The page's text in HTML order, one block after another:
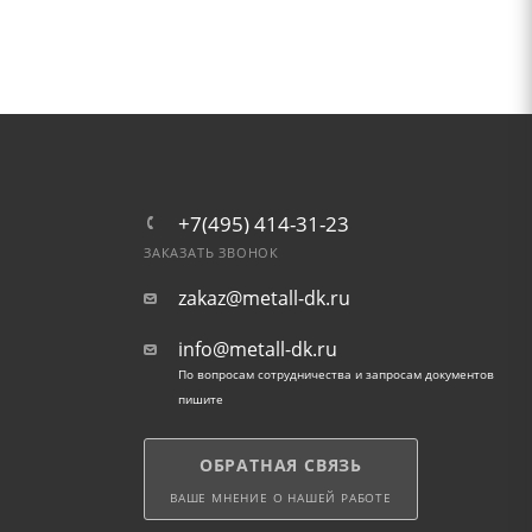
+7(495) 414-31-23
ЗАКАЗАТЬ ЗВОНОК
zakaz@metall-dk.ru
info@metall-dk.ru
По вопросам сотрудничества и запросам документов
пишите
ОБРАТНАЯ СВЯЗЬ
ВАШЕ МНЕНИЕ О НАШЕЙ РАБОТЕ